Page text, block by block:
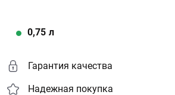
0,75 л
Гарантия качества
Надежная покупка